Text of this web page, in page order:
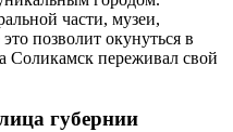
части, музеи,
позволит окунуться в
Соликамск переживал свой
губернии